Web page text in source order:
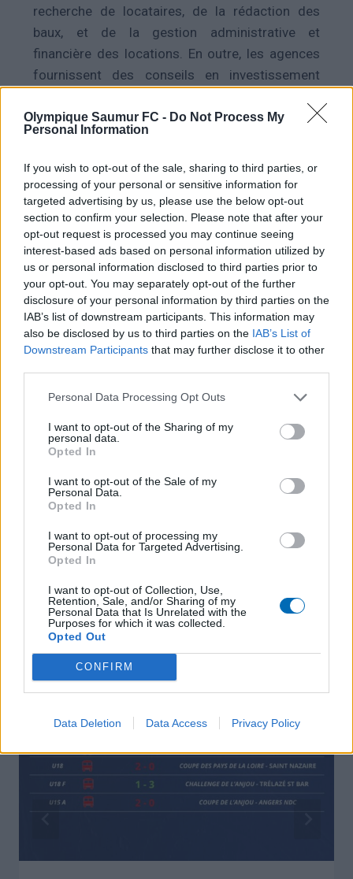
Olympique Saumur FC - Do Not Process My
Personal Information
If you wish to opt-out of the sale, sharing to third parties, or
processing of your personal or sensitive information for
targeted advertising by us, please use the below opt-out
section to confirm your selection. Please note that after your
opt-out request is processed you may continue seeing
interest-based ads based on personal information utilized by
us or personal information disclosed to third parties prior to
your opt-out. You may separately opt-out of the further
disclosure of your personal information by third parties on the
IAB’s list of downstream participants. This information may
also be disclosed by us to third parties on the IAB’s List of
Downstream Participants that may further disclose it to other
Personal Data Processing Opt Outs
I want to opt-out of the Sharing of my
personal data.
Opted In
I want to opt-out of the Sale of my
Personal Data.
Opted In
I want to opt-out of processing my
Personal Data for Targeted Advertising.
Opted In
I want to opt-out of Collection, Use,
Retention, Sale, and/or Sharing of my
Personal Data that Is Unrelated with the
Purposes for which it was collected.
Opted Out
CONFIRM
Data Deletion Data Access Privacy Policy
recherche de locataires, de la rédaction des
baux, et de la gestion administrative et
financière des locations. En outre, les agences
fournissent des conseils en investissement
données communes, qui permet une meilleure
visibilité et réactivité. ORPI met également
l’accent sur la formation continue de ses agents
et l’innovation technologique. Fidèle à ses
valeurs de coopération, de transparence et de
service client, ORPI s’engage à offrir une qualité
de service irréprochable, avec le client au cœur
de ses préoccupations. Ce modèle fait d’ORPI
un acteur majeur du marché immobilier en
France, reconnu pour la solidité de son réseau et
la qualité de ses prestations.
PRÉCÉDENT
Partenaire à la une :
Picoty
Partenaire à la une :
A lire également